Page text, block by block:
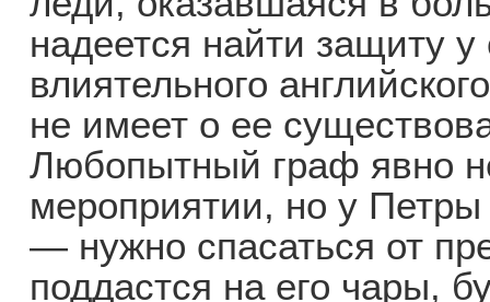
надеется найти защиту
влиятельного
не имеет о ее
Любопытный граф явно
мероприятии, но у
— нужно спасаться от
поддастся на его чары,